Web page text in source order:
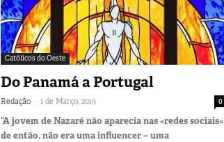
Católicos do Oeste
Do Panamá a Portugal
Redação - 1 de Março, 2019 0
“A jovem de Nazaré não aparecia nas «redes sociais»
de então, não era uma influencer – uma